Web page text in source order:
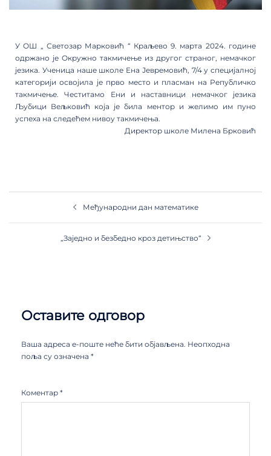
У ОШ „ Светозар Марковић “ Краљево 9. марта 2024. године
одржано је Окружно такмичење из другог страног, немачког
језика. Ученица наше школе Ена Јевремовић, 7/4 у специјалној
категорији освојила је прво место и пласман на Републичко
такмичење. Честитамо Ени и наставници немачког језика
Љубици Вељковић која је била ментор и желимо им пуно
успеха на следећем нивоу такмичења.
Директор школе Милена Брковић
Међународни дан математике
„Заједно и безбедно кроз детињство“
Оставите одговор
Ваша адреса е-поште неће бити објављена. Неопходна
поља су означена *
Коментар *